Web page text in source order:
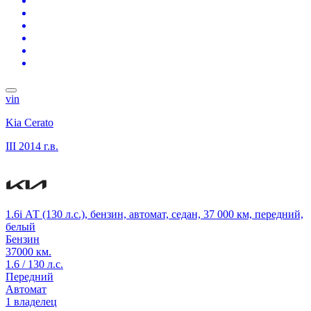
vin
Kia Cerato
III 2014 г.в.
1.6i АТ (130 л.с.), бензин, автомат, седан, 37 000 км, передний,
белый
Бензин
37000 км.
1.6 / 130 л.с.
Передний
Автомат
1 владелец